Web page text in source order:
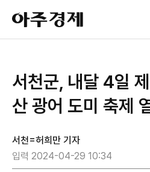
아
주
경
서천군, 내달 4일
산 광어 도미 축제
서천=허희만 기자
입력 2024-04-29 10:34